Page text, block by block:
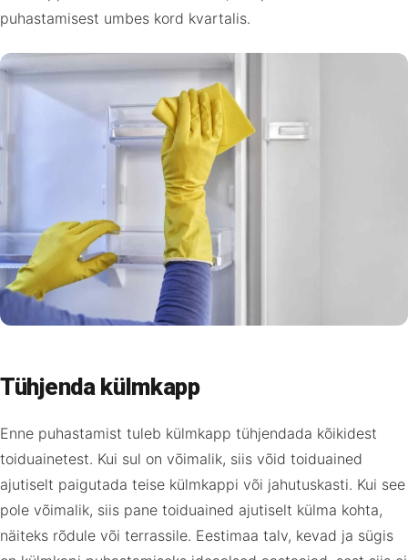
puhastamisest umbes kord kvartalis.
Tühjenda külmkapp
Enne puhastamist tuleb külmkapp tühjendada kõikidest
toiduainetest. Kui sul on võimalik, siis võid toiduained
ajutiselt paigutada teise külmkappi või jahutuskasti. Kui see
pole võimalik, siis pane toiduained ajutiselt külma kohta,
näiteks rõdule või terrassile. Eestimaa talv, kevad ja sügis